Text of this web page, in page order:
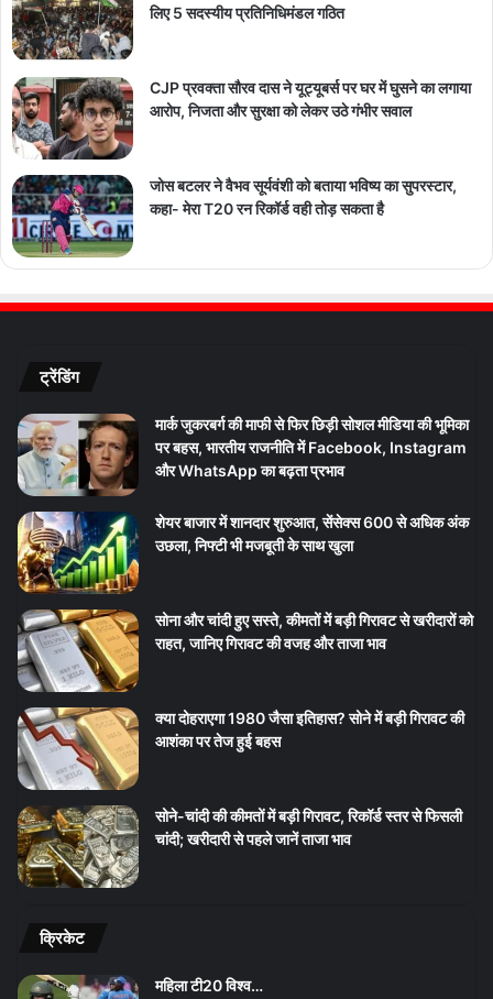
लिए 5 सदस्यीय प्रतिनिधिमंडल गठित
CJP प्रवक्ता सौरव दास ने यूट्यूबर्स पर घर में घुसने का लगाया
आरोप, निजता और सुरक्षा को लेकर उठे गंभीर सवाल
जोस बटलर ने वैभव सूर्यवंशी को बताया भविष्य का सुपरस्टार,
कहा- मेरा T20 रन रिकॉर्ड वही तोड़ सकता है
ट्रेंडिंग
मार्क जुकरबर्ग की माफी से फिर छिड़ी सोशल मीडिया की भूमिका
पर बहस, भारतीय राजनीति में Facebook, Instagram
और WhatsApp का बढ़ता प्रभाव
शेयर बाजार में शानदार शुरुआत, सेंसेक्स 600 से अधिक अंक
उछला, निफ्टी भी मजबूती के साथ खुला
सोना और चांदी हुए सस्ते, कीमतों में बड़ी गिरावट से खरीदारों को
राहत, जानिए गिरावट की वजह और ताजा भाव
क्या दोहराएगा 1980 जैसा इतिहास? सोने में बड़ी गिरावट की
आशंका पर तेज हुई बहस
सोने-चांदी की कीमतों में बड़ी गिरावट, रिकॉर्ड स्तर से फिसली
चांदी; खरीदारी से पहले जानें ताजा भाव
क्रिकेट
महिला टी20 विश्व…